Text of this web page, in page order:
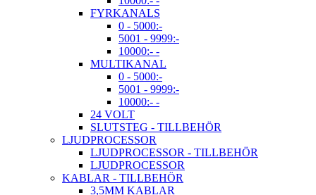
FYRKANALS
0 - 5000:-
5001 - 9999:-
10000:- -
MULTIKANAL
0 - 5000:-
5001 - 9999:-
10000:- -
24 VOLT
SLUTSTEG - TILLBEHÖR
LJUDPROCESSOR
LJUDPROCESSOR - TILLBEHÖR
LJUDPROCESSOR
KABLAR - TILLBEHÖR
3,5MM KABLAR